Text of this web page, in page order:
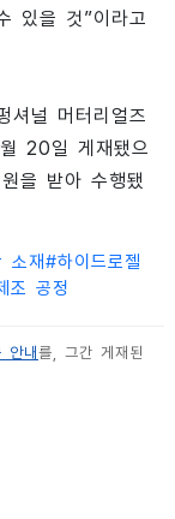
있을 것”이라고
셔널 머터리얼즈
20일 게재됐으
을 받아 수행됐
소재#하이드로젤
조 공정
안내를, 그간 게재된